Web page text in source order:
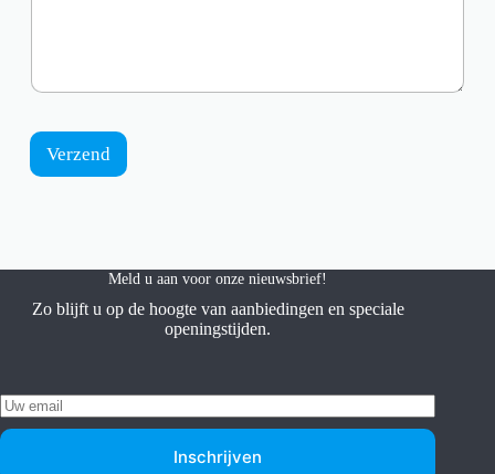
Verzend
Meld u aan voor onze nieuwsbrief!
Zo blijft u op de hoogte van aanbiedingen en speciale
openingstijden.
Inschrijven